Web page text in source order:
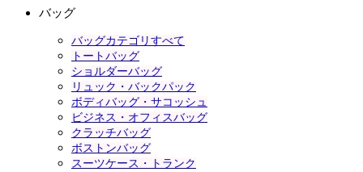
バッグ
バッグカテゴリすべて
トートバッグ
ショルダーバッグ
リュック・バックパック
ボディバッグ・サコッシュ
ビジネス・オフィスバッグ
クラッチバッグ
ボストンバッグ
スーツケース・トランク